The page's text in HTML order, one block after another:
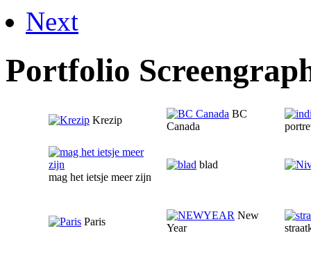
Next
Portfolio
Krezip
BC
Canada
mag het ietsje meer zijn
blad
Paris
New
Year